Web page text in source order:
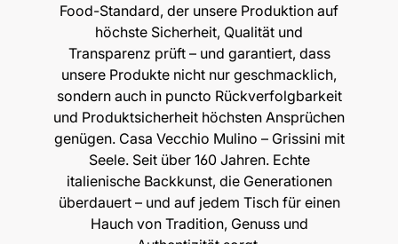
Food-Standard, der unsere Produktion auf
höchste Sicherheit, Qualität und
Transparenz prüft – und garantiert, dass
unsere Produkte nicht nur geschmacklich,
sondern auch in puncto Rückverfolgbarkeit
und Produktsicherheit höchsten Ansprüchen
genügen. Casa Vecchio Mulino – Grissini mit
Seele. Seit über 160 Jahren. Echte
italienische Backkunst, die Generationen
überdauert – und auf jedem Tisch für einen
Hauch von Tradition, Genuss und